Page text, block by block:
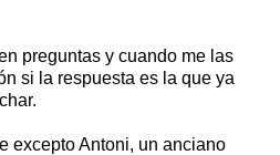
preguntas y cuando me las
si la respuesta es la que ya
excepto Antoni, un anciano